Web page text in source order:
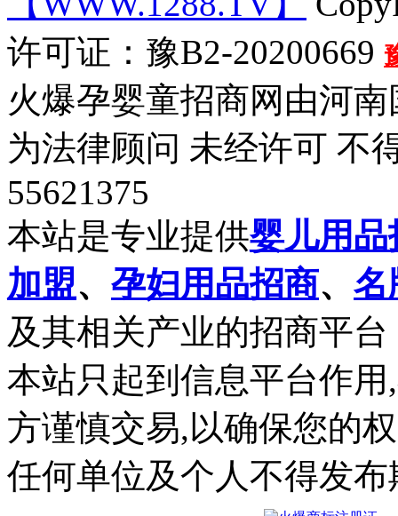
许可证：豫B2-20200669
火爆孕婴童招商网由河
为法律顾问 未经许可 不
55621375
本站是专业提供婴儿用品
加盟、 孕妇用品招商、 名
及其相关产业的招商平台
本站只起到信息平台作
方谨慎交易,以确保您的
任何单位及个人不得发